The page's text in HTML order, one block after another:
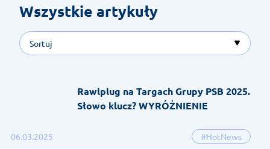
Wszystkie artykuły
Sortuj
06.03.2025 #HotNews
Rawlplug na Targach Grupy PSB 2025.
Słowo klucz? WYRÓŻNIENIE